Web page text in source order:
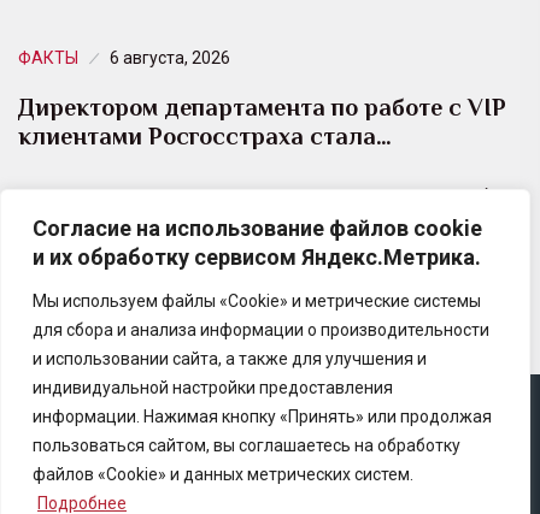
Согласие на использование файлов cookie
и их обработку сервисом Яндекс.Метрика.
Мы используем файлы «Cookie» и метрические системы
для сбора и анализа информации о производительности
и использовании сайта, а также для улучшения и
индивидуальной настройки предоставления
информации. Нажимая кнопку «Принять» или продолжая
пользоваться сайтом, вы соглашаетесь на обработку
файлов «Cookie» и данных метрических систем.
Подробнее
ФАКТЫ 6 августа, 2026
Директором департамента по работе с VIP
клиентами Росгосстраха стала…
Юлия Самсонова возглавила Департамент по работе
с VIP клиентами и индивидуального страхования
федеральных клиентов Росгосстраха.
Copyright © 2025 Ассоциация «Некоммерческого
партнерство содействия развитию страхового рынка
«Центр страховой безопасности»